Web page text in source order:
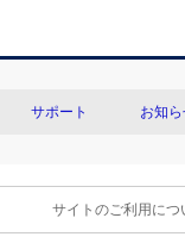
サポート お知
サイトのご利用につ